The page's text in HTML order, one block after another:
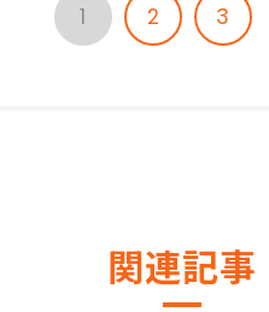
1 2 3
関連記事